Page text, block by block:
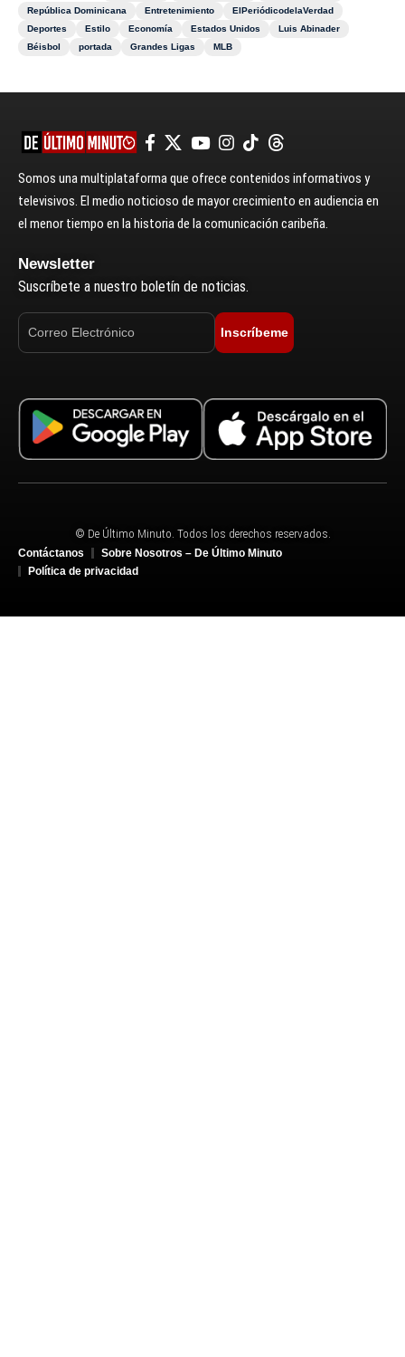
República Dominicana
Entretenimiento
ElPeriódicodelaVerdad
Deportes
Estilo Economía Estados Unidos
Luis Abinader
Béisbol
portada Grandes Ligas MLB
Somos una multiplataforma que ofrece contenidos informativos y
televisivos. El medio noticioso de mayor crecimiento en audiencia en
el menor tiempo en la historia de la comunicación caribeña.
Newsletter
Suscríbete a nuestro boletín de noticias.
Inscríbeme
© De Último Minuto. Todos los derechos reservados.
Contáctanos
Sobre Nosotros – De Último Minuto
Política de privacidad